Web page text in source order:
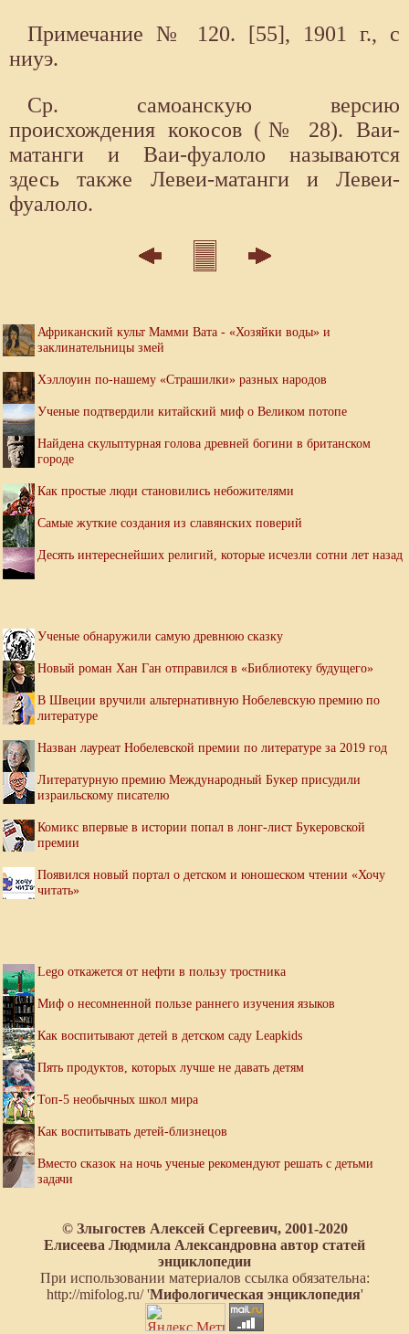
Примечание № 120. [55], 1901 г., с
ниуэ.
Ср. самоанскую версию
происхождения кокосов (№ 28). Ваи-
матанги и Ваи-фуалоло называются
здесь также Левеи-матанги и Левеи-
фуалоло.
Африканский культ Мамми Вата - «Хозяйки воды» и
заклинательницы змей
Хэллоуин по-нашему «Страшилки» разных народов
Ученые подтвердили китайский миф о Великом потопе
Найдена скульптурная голова древней богини в британском
городе
Как простые люди становились небожителями
Самые жуткие создания из славянских поверий
Десять интереснейших религий, которые исчезли сотни лет назад
Ученые обнаружили самую древнюю сказку
Новый роман Хан Ган отправился в «Библиотеку будущего»
В Швеции вручили альтернативную Нобелевскую премию по
литературе
Назван лауреат Нобелевской премии по литературе за 2019 год
Литературную премию Международный Букер присудили
израильскому писателю
Комикс впервые в истории попал в лонг-лист Букеровской
премии
Появился новый портал о детском и юношеском чтении «Хочу
читать»
Lego откажется от нефти в пользу тростника
Миф о несомненной пользе раннего изучения языков
Как воспитывают детей в детском саду Leapkids
Пять продуктов, которых лучше не давать детям
Топ-5 необычных школ мира
Как воспитывать детей-близнецов
Вместо сказок на ночь ученые рекомендуют решать с детьми
задачи
© Злыгостев Алексей Сергеевич, 2001-2020
Елисеева Людмила Александровна автор статей
энциклопедии
При использовании материалов ссылка обязательна:
http://mifolog.ru/ 'Мифологическая энциклопедия'